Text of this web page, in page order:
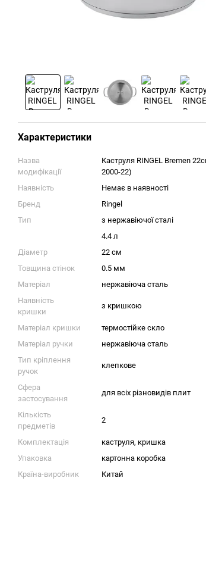
Характеристики
Назва
модифікації
Каструля RINGEL Bremen
2000-22)
Наявність
Немає в наявності
Бренд
Ringel
Тип
з нержавіючої сталі
4.4 л
Діаметр
22 см
Товщина стінок
0.5 мм
Матеріал
нержавіюча сталь
Наявність
кришки
з кришкою
Матеріал кришки
термостійке скло
Матеріал ручки
нержавіюча сталь
Тип кріплення
ручок
клепкове
Сфера
застосування
для всіх різновидів плит
Кількість
предметів
2
Комплектація
каструля, кришка
Упаковка
картонна коробка
Країна-виробник
Китай